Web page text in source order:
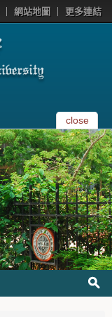
網站地圖 更多連結
close